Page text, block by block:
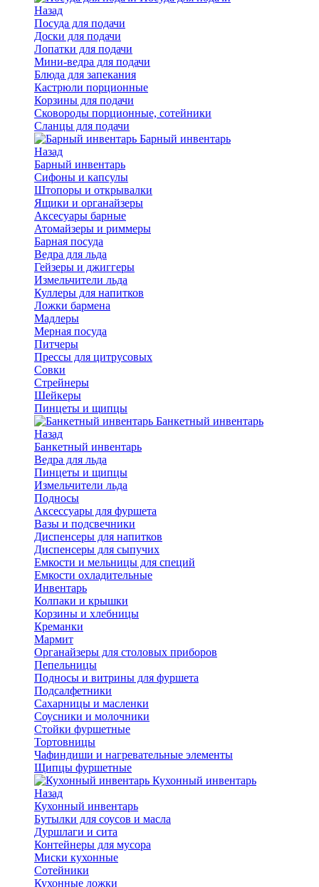
Назад
Посуда для подачи
Доски для подачи
Лопатки для подачи
Мини-ведра для подачи
Блюда для запекания
Кастрюли порционные
Корзины для подачи
Сковороды порционные, сотейники
Сланцы для подачи
Барный инвентарь
Назад
Барный инвентарь
Сифоны и капсулы
Штопоры и открывалки
Ящики и органайзеры
Аксесуары барные
Атомайзеры и риммеры
Барная посуда
Ведра для льда
Гейзеры и джиггеры
Измельчители льда
Куллеры для напитков
Ложки бармена
Мадлеры
Мерная посуда
Питчеры
Прессы для цитрусовых
Совки
Стрейнеры
Шейкеры
Пинцеты и щипцы
Банкетный инвентарь
Назад
Банкетный инвентарь
Ведра для льда
Пинцеты и щипцы
Измельчители льда
Подносы
Аксессуары для фуршета
Вазы и подсвечники
Диспенсеры для напитков
Диспенсеры для сыпучих
Емкости и мельницы для специй
Емкости охладительные
Инвентарь
Колпаки и крышки
Корзины и хлебницы
Креманки
Мармит
Органайзеры для столовых приборов
Пепельницы
Подносы и витрины для фуршета
Подсалфетники
Сахарницы и масленки
Соусники и молочники
Стойки фуршетные
Тортовницы
Чафиндиши и нагревательные элементы
Щипцы фуршетные
Кухонный инвентарь
Назад
Кухонный инвентарь
Бутылки для соусов и масла
Дуршлаги и сита
Контейнеры для мусора
Миски кухонные
Сотейники
Кухонные ложки